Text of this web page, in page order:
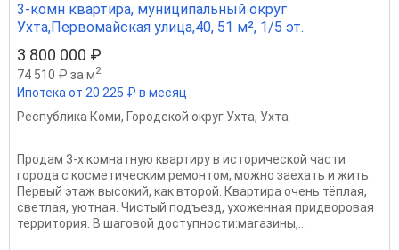
3-комн квартира, муниципальный округ
Ухта,Первомайская улица,40, 51 м², 1/5 эт.
3 800 000 ₽
74 510 ₽ за м2
Ипотека от 20 225 ₽ в месяц
Республика Коми, Городской округ Ухта, Ухта
Продам 3-х комнатную квартиру в исторической части
города с косметическим ремонтом, можно заехать и жить.
Первый этаж высокий, как второй. Квартира очень тёплая,
светлая, уютная. Чистый подъезд, ухоженная придворовая
территория. В шаговой доступности:магазины,...